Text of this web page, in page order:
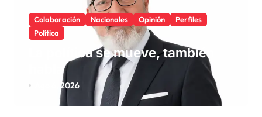
Colaboración Nacionales Opinión
Perfiles
Política
La política se mueve, también
habla
Ago 6, 2026